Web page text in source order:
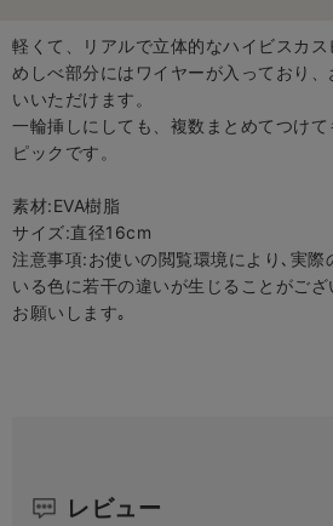
軽くて、リアルで立体的なハイビスカス
めしべ部分にはワイヤーが入っており
いいただけます。
一輪挿しにしても、複数まとめてつけ
ピックです。
素材:EVA樹脂
サイズ:直径16cm
注意事項:お使いの閲覧環境により､実際
いる色に若干の違いが生じることがご
お願いします｡
レビュー